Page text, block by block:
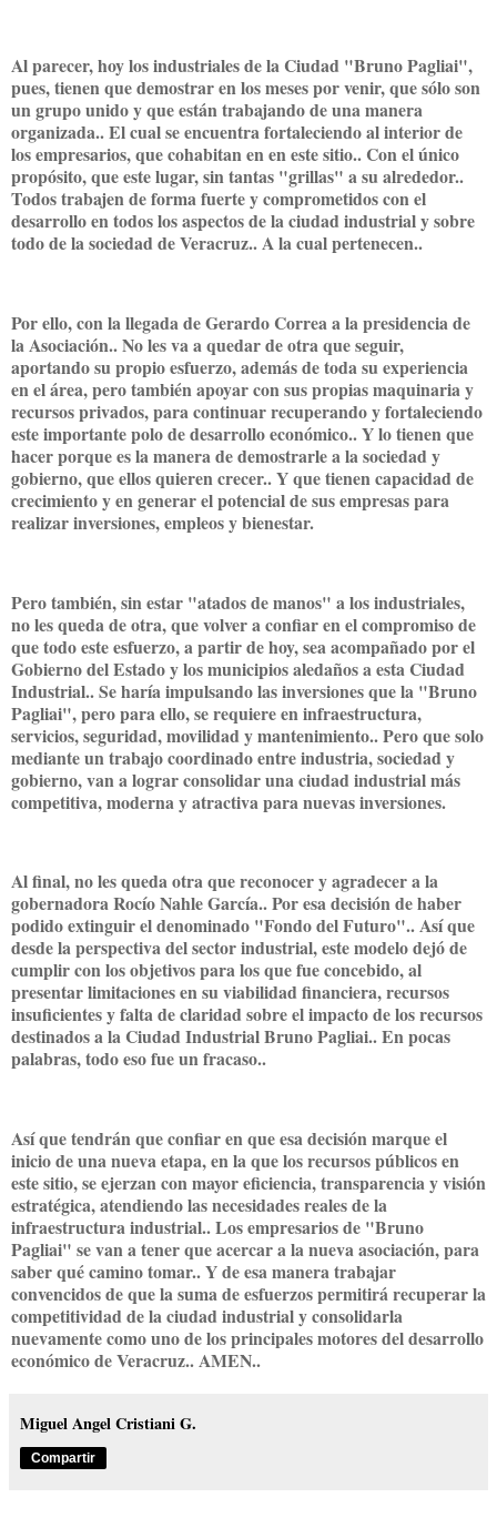
Al parecer, hoy los industriales de la Ciudad "Bruno Pagliai",
pues, tienen que demostrar en los meses por venir, que sólo son
un grupo unido y que están trabajando de una manera
organizada.. El cual se encuentra fortaleciendo al interior de
los empresarios, que cohabitan en en este sitio.. Con el único
propósito, que este lugar, sin tantas "grillas" a su alrededor..
Todos trabajen de forma fuerte y comprometidos con el
desarrollo en todos los aspectos de la ciudad industrial y sobre
todo de la sociedad de Veracruz.. A la cual pertenecen..
Por ello, con la llegada de Gerardo Correa a la presidencia de
la Asociación.. No les va a quedar de otra que seguir,
aportando su propio esfuerzo, además de toda su experiencia
en el área, pero también apoyar con sus propias maquinaria y
recursos privados, para continuar recuperando y fortaleciendo
este importante polo de desarrollo económico.. Y lo tienen que
hacer porque es la manera de demostrarle a la sociedad y
gobierno, que ellos quieren crecer.. Y que tienen capacidad de
crecimiento y en generar el potencial de sus empresas para
realizar inversiones, empleos y bienestar.
Pero también, sin estar "atados de manos" a los industriales,
no les queda de otra, que volver a confiar en el compromiso de
que todo este esfuerzo, a partir de hoy, sea acompañado por el
Gobierno del Estado y los municipios aledaños a esta Ciudad
Industrial.. Se haría impulsando las inversiones que la "Bruno
Pagliai", pero para ello, se requiere en infraestructura,
servicios, seguridad, movilidad y mantenimiento.. Pero que solo
mediante un trabajo coordinado entre industria, sociedad y
gobierno, van a lograr consolidar una ciudad industrial más
competitiva, moderna y atractiva para nuevas inversiones.
Al final, no les queda otra que reconocer y agradecer a la
gobernadora Rocío Nahle García.. Por esa decisión de haber
podido extinguir el denominado "Fondo del Futuro".. Así que
desde la perspectiva del sector industrial, este modelo dejó de
cumplir con los objetivos para los que fue concebido, al
presentar limitaciones en su viabilidad financiera, recursos
insuficientes y falta de claridad sobre el impacto de los recursos
destinados a la Ciudad Industrial Bruno Pagliai.. En pocas
palabras, todo eso fue un fracaso..
Así que tendrán que confiar en que esa decisión marque el
inicio de una nueva etapa, en la que los recursos públicos en
este sitio, se ejerzan con mayor eficiencia, transparencia y visión
estratégica, atendiendo las necesidades reales de la
infraestructura industrial.. Los empresarios de "Bruno
Pagliai" se van a tener que acercar a la nueva asociación, para
saber qué camino tomar.. Y de esa manera trabajar
convencidos de que la suma de esfuerzos permitirá recuperar la
competitividad de la ciudad industrial y consolidarla
nuevamente como uno de los principales motores del desarrollo
económico de Veracruz.. AMEN..
Miguel Angel Cristiani G.
Compartir